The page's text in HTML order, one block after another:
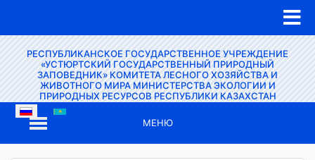
РЕСПУБЛИКАНСКОЕ ГОСУДАРСТВЕННОЕ УЧРЕЖДЕНИЕ
«УСТЮРТСКИЙ ГОСУДАРСТВЕННЫЙ ПРИРОДНЫЙ
ЗАПОВЕДНИК» КОМИТЕТА ЛЕСНОГО ХОЗЯЙСТВА И
ЖИВОТНОГО МИРА МИНИСТЕРСТВА ЭКОЛОГИИ И
ПРИРОДНЫХ РЕСУРСОВ РЕСПУБЛИКИ КАЗАХСТАН
МЕНЮ